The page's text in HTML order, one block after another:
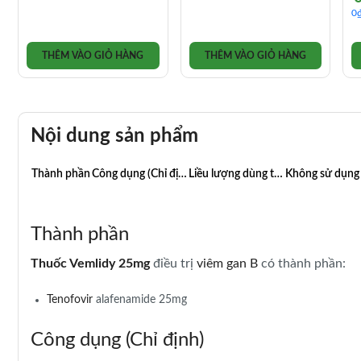
THÊM VÀO GIỎ HÀNG THÊM VÀO GIỎ HÀNG
0
Nội dung sản phẩm
Thành phần Công dụng (Chỉ định) Liều lượng dùng thuốc Vemlidy 25mg
Thành phần
Thuốc Vemlidy 25mgđiều trị viêm gan B có thành phần:
Tenofovir alafenamide 25mg
Công dụng (Chỉ định)